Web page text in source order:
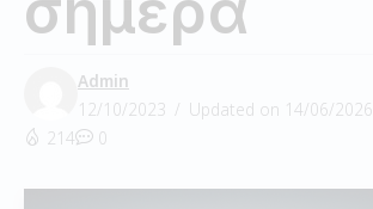
Admin
12/10/2023
Updated on 14/06/2026
214
0